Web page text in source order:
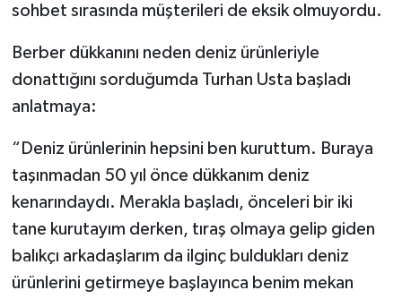
sohbet sırasında müşterileri de eksik olmuyordu.
Berber dükkanını neden deniz ürünleriyle
donattığını sorduğumda Turhan Usta başladı
anlatmaya:
“Deniz ürünlerinin hepsini ben kuruttum. Buraya
taşınmadan 50 yıl önce dükkanım deniz
kenarındaydı. Merakla başladı, önceleri bir iki
tane kurutayım derken, tıraş olmaya gelip giden
balıkçı arkadaşlarım da ilginç buldukları deniz
ürünlerini getirmeye başlayınca benim mekan